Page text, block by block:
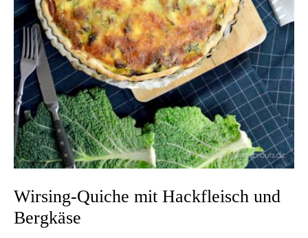
Wirsing-Quiche mit Hackfleisch und
Bergkäse